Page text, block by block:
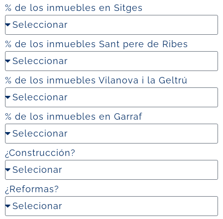
% de los inmuebles en Sitges
% de los inmuebles Sant pere de Ribes
% de los inmuebles Vilanova i la Geltrú
% de los inmuebles en Garraf
¿Construcción?
¿Reformas?